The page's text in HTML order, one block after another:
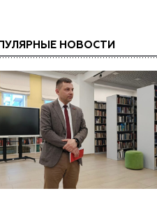
НОВОСТИ